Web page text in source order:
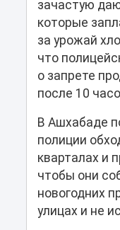
зачастую
которые
за урожай
что
о запрете
после 10
В Ашхабаде
полиции
кварталах и
чтобы они
новогодних
улицах и не